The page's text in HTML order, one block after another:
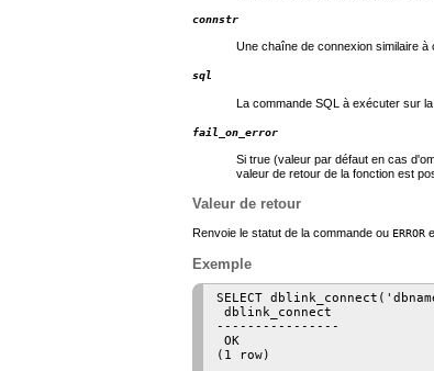
connstr
Une chaîne de connexion similaire
sql
La commande SQL à exécuter sur
fail_on_error
Si true (valeur par défaut en cas
valeur de retour de la fonction est
Valeur de retour
Renvoie le statut de la commande ou ERROR
Exemple
SELECT
dblink_connect
----------------
OK
(1 row)